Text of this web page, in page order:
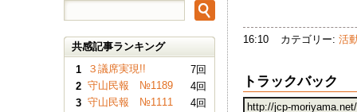
16:10 カテゴリー: 活
トラックバック
共感記事ランキング
1
３議席実現!!
7回
2 守山民報 №1189
4回
3 守山民報 №1111
4回